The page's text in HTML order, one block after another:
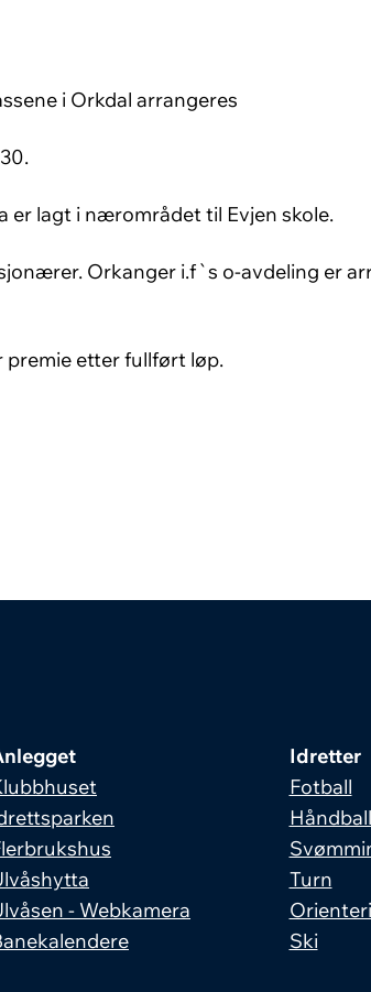
i Orkdal arrangeres
er lagt i nærområdet til Evjen skole.
Orkanger i.f`s o-avdeling er
premie etter fullført løp.
- Webkamera
Idretter
Fotball
Håndball
Turn
Ski